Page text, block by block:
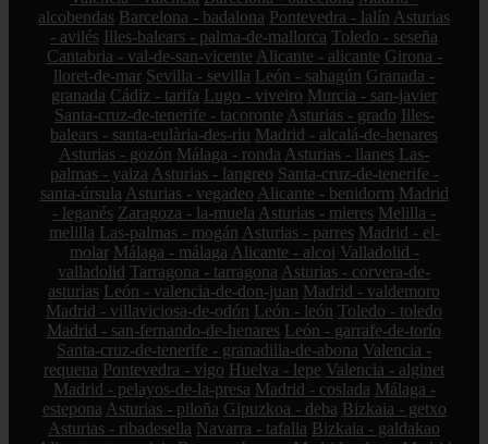
alcobendas Barcelona - badalona Pontevedra - lalín Asturias
- avilés Illes-balears - palma-de-mallorca Toledo - seseña
Cantabria - val-de-san-vicente Alicante - alicante Girona -
lloret-de-mar Sevilla - sevilla León - sahagún Granada -
granada Cádiz - tarifa Lugo - viveiro Murcia - san-javier
Santa-cruz-de-tenerife - tacoronte Asturias - grado Illes-
balears - santa-eulària-des-riu Madrid - alcalá-de-henares
Asturias - gozón Málaga - ronda Asturias - llanes Las-
palmas - yaiza Asturias - langreo Santa-cruz-de-tenerife -
santa-úrsula Asturias - vegadeo Alicante - benidorm Madrid
- leganés Zaragoza - la-muela Asturias - mieres Melilla -
melilla Las-palmas - mogán Asturias - parres Madrid - el-
molar Málaga - málaga Alicante - alcoi Valladolid -
valladolid Tarragona - tarragona Asturias - corvera-de-
asturias León - valencia-de-don-juan Madrid - valdemoro
Madrid - villaviciosa-de-odón León - león Toledo - toledo
Madrid - san-fernando-de-henares León - garrafe-de-torío
Santa-cruz-de-tenerife - granadilla-de-abona Valencia -
requena Pontevedra - vigo Huelva - lepe Valencia - alginet
Madrid - pelayos-de-la-presa Madrid - coslada Málaga -
estepona Asturias - piloña Gipuzkoa - deba Bizkaia - getxo
Asturias - ribadesella Navarra - tafalla Bizkaia - galdakao